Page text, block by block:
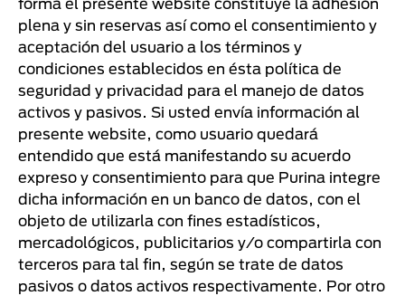
plena y sin reservas así como el consentimiento y
aceptación del usuario a los términos y
condiciones establecidos en ésta política de
seguridad y privacidad para el manejo de datos
activos y pasivos. Si usted envía información al
presente website, como usuario quedará
entendido que está manifestando su acuerdo
expreso y consentimiento para que Purina integre
dicha información en un banco de datos, con el
objeto de utilizarla con fines estadísticos,
mercadológicos, publicitarios y/o compartirla con
terceros para tal fin, según se trate de datos
pasivos o datos activos respectivamente. Por otro